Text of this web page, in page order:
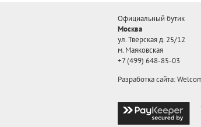
Официальный бутик
Москва
ул. Тверская д. 25/12
м. Маяковская
+7 (499) 648-85-03
Разработка сайта: